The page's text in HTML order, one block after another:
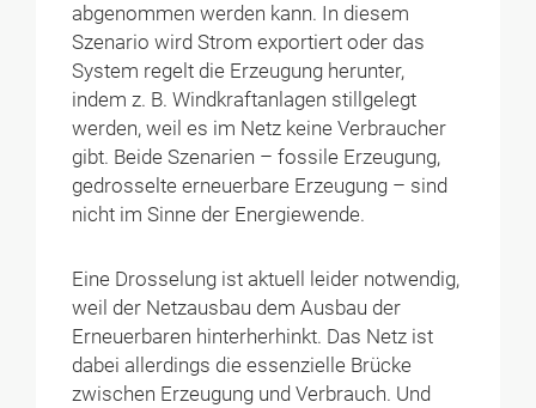
abgenommen werden kann. In diesem
Szenario wird Strom exportiert oder das
System regelt die Erzeugung herunter,
indem z. B. Windkraftanlagen stillgelegt
werden, weil es im Netz keine Verbraucher
gibt. Beide Szenarien – fossile Erzeugung,
gedrosselte erneuerbare Erzeugung – sind
nicht im Sinne der Energiewende.
Eine Drosselung ist aktuell leider notwendig,
weil der Netzausbau dem Ausbau der
Erneuerbaren hinterherhinkt. Das Netz ist
dabei allerdings die essenzielle Brücke
zwischen Erzeugung und Verbrauch. Und